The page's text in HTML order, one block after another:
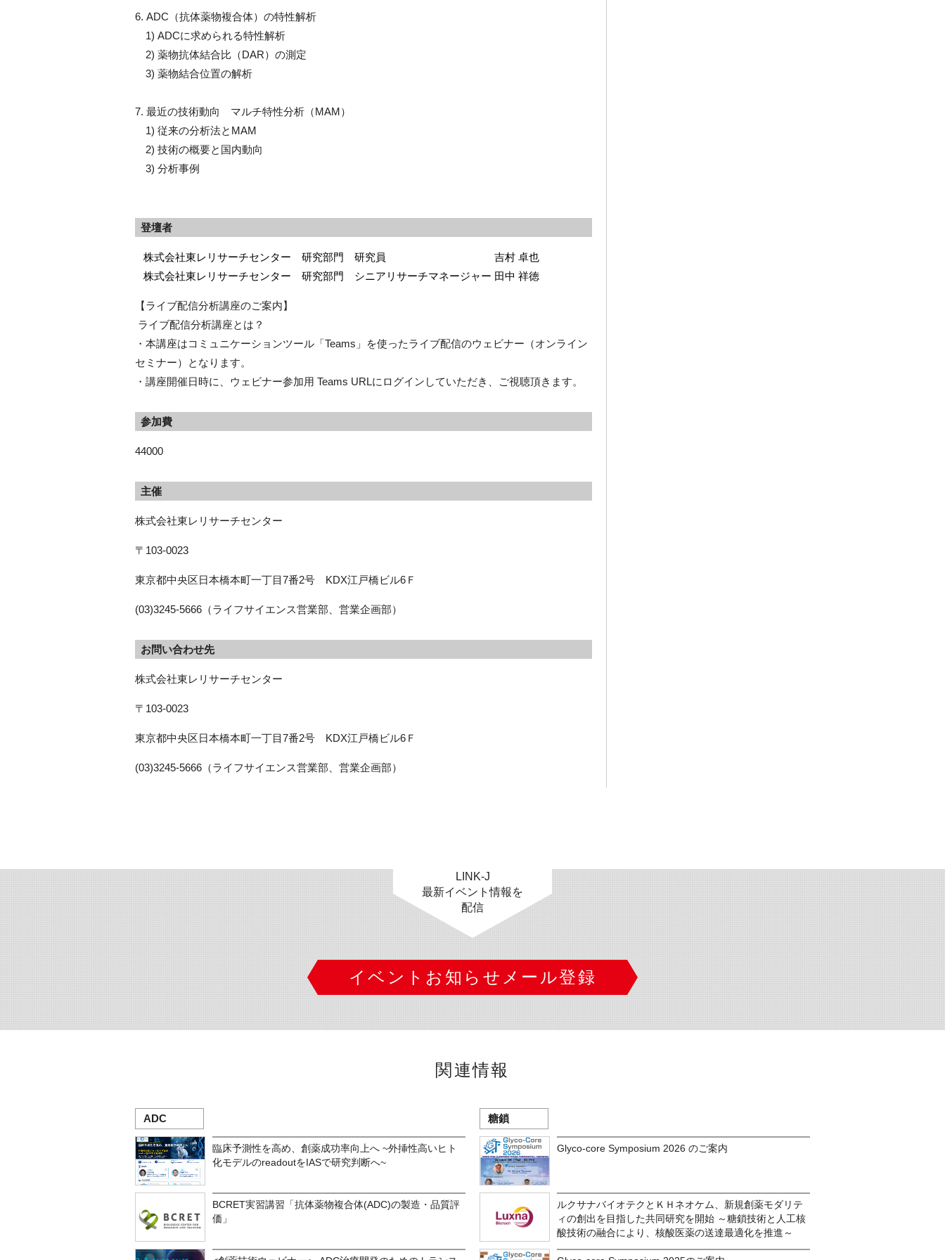
6. ADC（抗体薬物複合体）の特性解析
1) ADCに求められる特性解析
2) 薬物抗体結合比（DAR）の測定
3) 薬物結合位置の解析
7. 最近の技術動向 マルチ特性分析（MAM）
1) 従来の分析法とMAM
2) 技術の概要と国内動向
3) 分析事例
登壇者
株式会社東レリサーチセンター 研究部門 研究員 吉村 卓也
株式会社東レリサーチセンター 研究部門 シニアリサーチマネージャー 田中 祥徳
【ライブ配信分析講座のご案内】
ライブ配信分析講座とは？
・本講座はコミュニケーションツール「Teams」を使ったライブ配信のウェビナー（オンライン
セミナー）となります。
・講座開催日時に、ウェビナー参加用 Teams URLにログインしていただき、ご視聴頂きます。
参加費
44000
主催
株式会社東レリサーチセンター
〒103-0023
東京都中央区日本橋本町一丁目7番2号 KDX江戸橋ビル6Ｆ
(03)3245-5666（ライフサイエンス営業部、営業企画部）
お問い合わせ先
株式会社東レリサーチセンター
〒103-0023
東京都中央区日本橋本町一丁目7番2号　KDX江戸橋ビル6Ｆ
(03)3245-5666（ライフサイエンス営業部、営業企画部）
LINK-J
最新イベント情報を
配信
イベントお知らせメール登録
関連情報
ADC
臨床予測性を高め、創薬成功率向上へ ~外挿性高いヒト
化モデルのreadoutをIASで研究判断へ~
BCRET実習講習「抗体薬物複合体(ADC)の製造・品質評
価」
糖鎖
Glyco-core Symposium 2026 のご案内
ルクサナバイオテクとＫＨネオケム、新規創薬モダリテ
ィの創出を目指した共同研究を開始 ～糖鎖技術と人工核
酸技術の融合により、核酸医薬の送達最適化を推進～